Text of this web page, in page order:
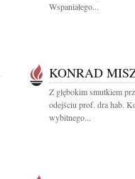
Wspaniałego...
KONRAD
Z głębokim smutkiem
odejściu prof. dra hab.
wybitnego...